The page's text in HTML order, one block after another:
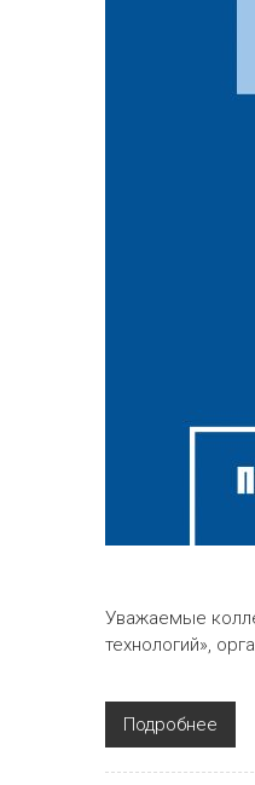
Уважаемые
технологий»,
Подробнее